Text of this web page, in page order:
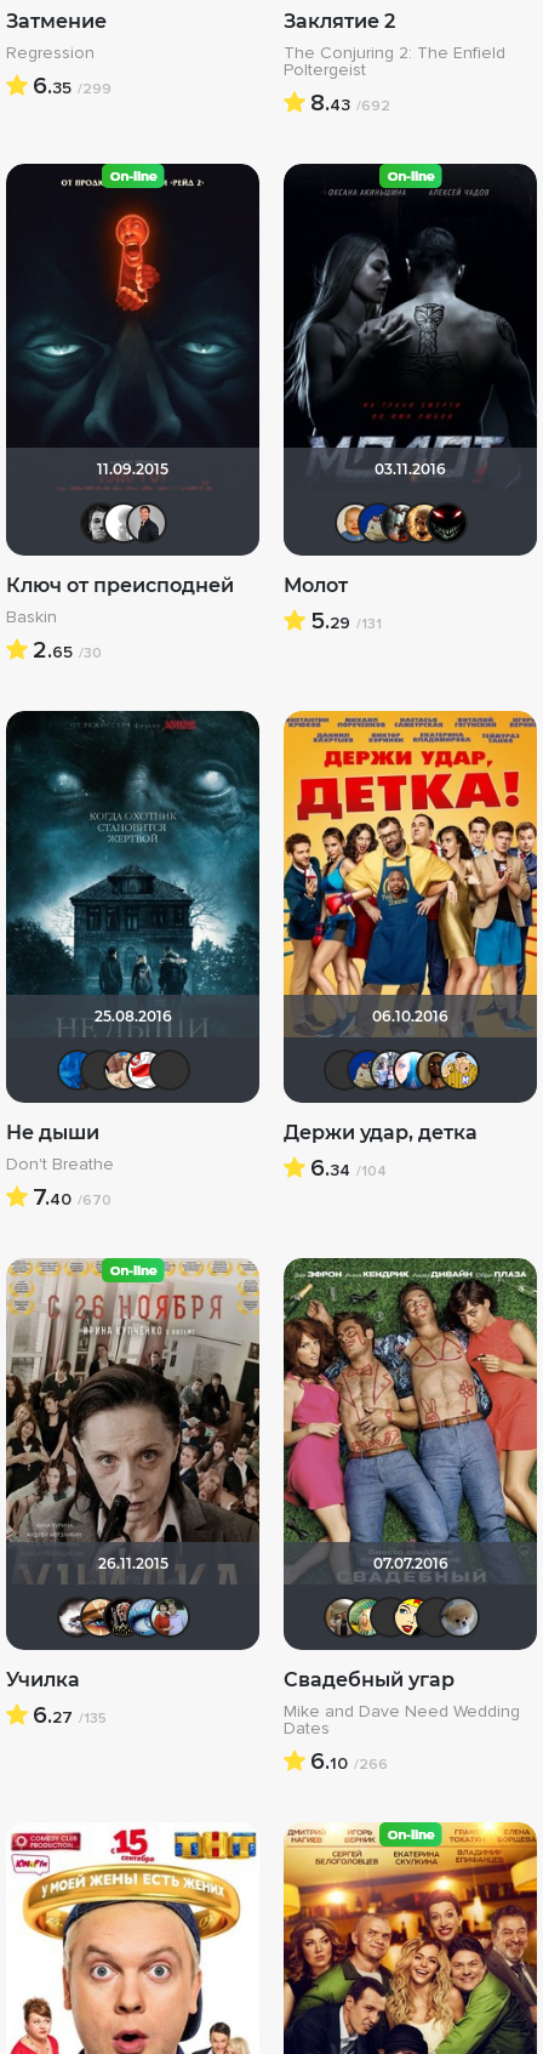
Затмение
Regression
6.35 /299
Заклятие 2
The Conjuring 2: The Enfield
Poltergeist
8.43 /692
11.09.2015
~ Aleksandr ~
Ключ от преисподней
Baskin
2.65 /30
03.11.2016
Молот
5.29 /131
25.08.2016
Yliya79 Dimman1991
linche3001
Не дыши
Don't Breathe
7.40 /670
06.10.2016
Держи удар, детка
6.34 /104
26.11.2015
Biker Бомжара с дробовиком
Вячеслав Лапшин
Училка
6.27 /135
07.07.2016
Vladimir
Pamella
Свадебный угар
Mike and Dave Need Wedding
Dates
6.10 /266